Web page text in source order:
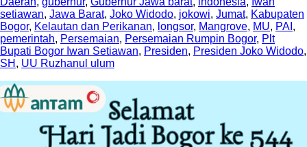
setiawan, Jawa Barat, Joko Widodo, jokowi, Jumat, Kabupaten
Bogor, Kelautan dan Perikanan, longsor, Mangrove, MU, PAI ,
pemerintah, Persemaian, Persemaian Rumpin Bogor, Plt
Bupati Bogor Iwan Setiawan, Presiden, Presiden Joko Widodo,
SH , UU Ruzhanul ulum